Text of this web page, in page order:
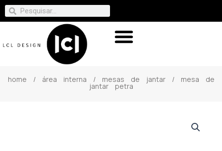
home / área interna / mesas de jantar/ mesa de
jantar petra